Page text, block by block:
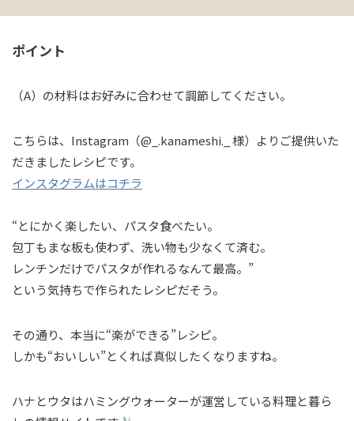
ポイント
（A）の材料はお好みに合わせて調節してください。
こちらは、Instagram（@_.kanameshi._ 様）よりご提供いた
だきましたレシピです。
インスタグラムはコチラ
“とにかく楽したい、パスタ食べたい。
包丁もまな板も使わず、洗い物も少なくて済む。
レンチンだけでパスタが作れるなんて最高。”
という気持ちで作られたレシピだそう。
その通り、本当に“楽ができる”レシピ。
しかも“おいしい”とくれば真似したくなりますね。
ハナとウタはハミングウォーターが運営している料理と暮ら